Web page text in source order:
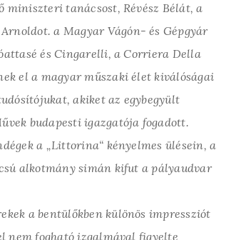
miniszteri tanácsost, Révész Bélát, a
a Magyar Vágón- és Gépgyár
és Cingarelli, a Corriera Della
el a magyar műszaki élet kiválóságai
akiket az egybegyült
budapesti igazgatója fogadott.
a „Littorina“ kényelmes ülésein, a
alkotmány simán kifut a pályaudvar
a bentülőkben különös impressziót
nem fogható izgalmával figyelte